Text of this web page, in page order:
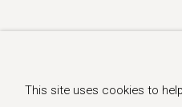
This site uses cookies to